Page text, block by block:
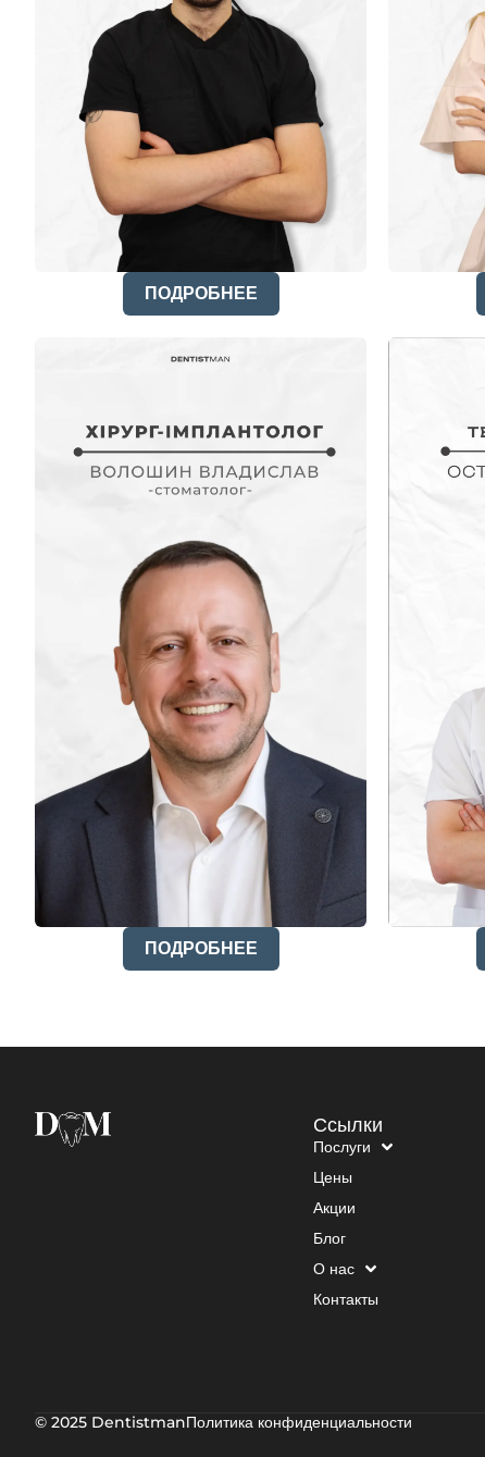
ПОДРОБНЕЕ
ПОДРОБНЕЕ
Ссылки
Послуги
Цены
Акции
Блог
О нас
Контакты
© 2025 DentistmanПолитика конфиденциальности